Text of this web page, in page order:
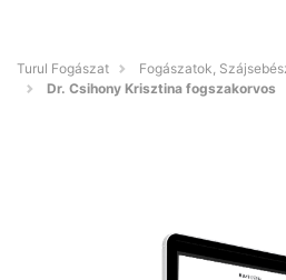
Turul Fogászat
Fogászatok,
Dr. Csihony Krisztina fogszakorvos